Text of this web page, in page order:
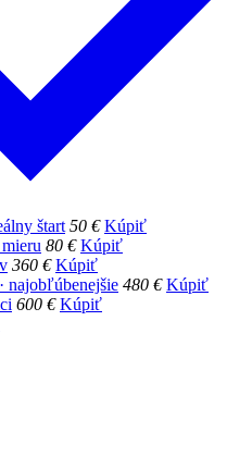
štart 50 € Kúpiť
80 € Kúpiť
360 € Kúpiť
najobľúbenejšie 480 € Kúpiť
600 € Kúpiť